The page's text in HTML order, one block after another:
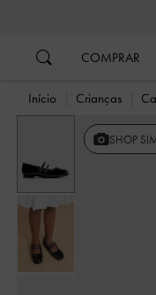
COMPRAR
Início Crianças
SHOP